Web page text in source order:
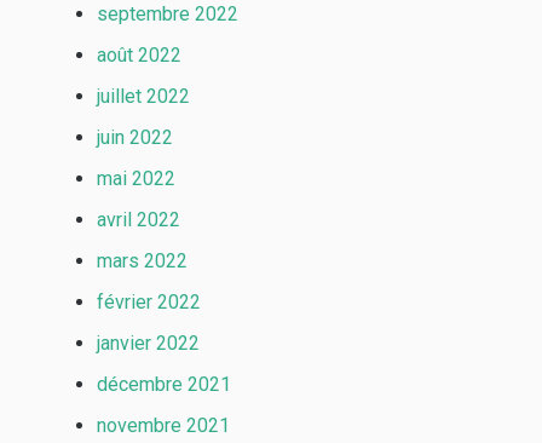
septembre 2022
août 2022
juillet 2022
juin 2022
mai 2022
avril 2022
mars 2022
février 2022
janvier 2022
décembre 2021
novembre 2021